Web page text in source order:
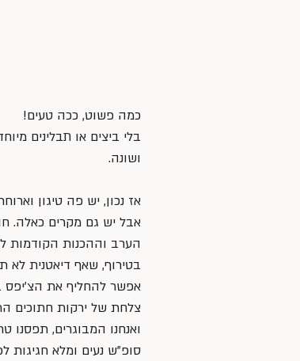
כמה פשוט, ככה טעים!
בלי ביצים או תבלינים
ושונה.
אז נכון, יש פה טיגון
אבל יש גם מקרים כאלה.
הערב וההכנות הקודמות
בטירוף, שאף דיאטנית לא
אפשר להחליף את הצ'יפס
צלחת של ירקות חתוכים
ואנחנו המבוגרים, תפסנו
סופ”ש נעים ומלא חגיגות